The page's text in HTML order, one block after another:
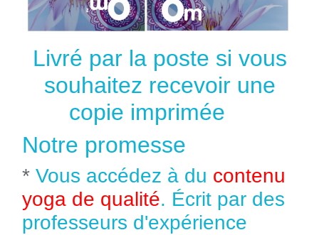
Livré par la poste si vous
souhaitez recevoir une
copie imprimée
Notre promesse
* Vous accédez à du contenu
yoga de qualité. Écrit par des
professeurs d'expérience